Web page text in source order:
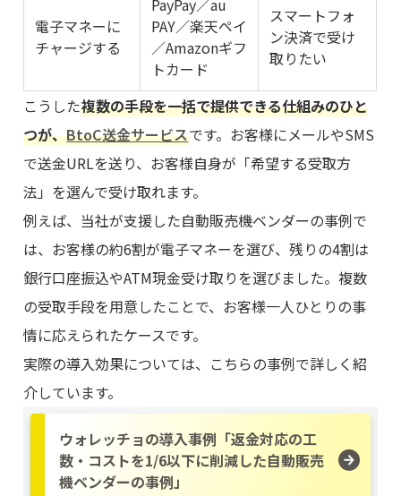
電子マネーに
チャージする
PayPay／au
PAY／楽天ペイ
／Amazonギフ
トカード
スマートフォ
ン決済で受け
取りたい
こうした複数の手段を一括で提供できる仕組みのひと
つが、BtoC送金サービスです。お客様にメールやSMS
で送金URLを送り、お客様自身が「希望する受取方
法」を選んで受け取れます。
例えば、当社が支援した自動販売機ベンダーの事例で
は、お客様の約6割が電子マネーを選び、残りの4割は
銀行口座振込やATM現金受け取りを選びました。複数
の受取手段を用意したことで、お客様一人ひとりの事
情に応えられたケースです。
実際の導入効果については、こちらの事例で詳しく紹
介しています。
ウォレッチョの導入事例「返金対応の工
数・コストを1/6以下に削減した自動販売
機ベンダーの事例」